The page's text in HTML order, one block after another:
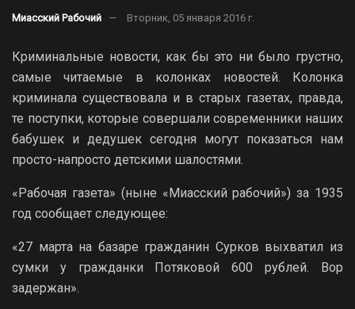
Миасский Рабочий Вторник, 05 января 2016 г.
Криминальные новости, как бы это ни было грустно,
самые читаемые в колонках новостей. Колонка
криминала существовала и в старых газетах, правда,
те поступки, которые совершали современники наших
бабушек и дедушек сегодня могут показаться нам
просто-напросто детскими шалостями.
«Рабочая газета» (ныне «Миасский рабочий») за 1935
год сообщает следующее:
«27 марта на базаре гражданин Сурков выхватил из
сумки у гражданки Потяковой 600 рублей. Вор
задержан».